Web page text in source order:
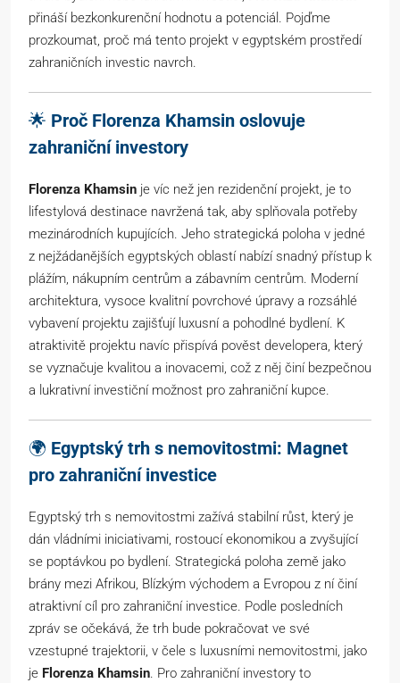
přináší bezkonkurenční hodnotu a potenciál. Pojďme
prozkoumat, proč má tento projekt v egyptském prostředí
zahraničních investic navrch.
🌟 Proč Florenza Khamsin oslovuje
zahraniční investory
Florenza Khamsin je víc než jen rezidenční projekt, je to
lifestylová destinace navržená tak, aby splňovala potřeby
mezinárodních kupujících. Jeho strategická poloha v jedné
z nejžádanějších egyptských oblastí nabízí snadný přístup k
plážím, nákupním centrům a zábavním centrům. Moderní
architektura, vysoce kvalitní povrchové úpravy a rozsáhlé
vybavení projektu zajišťují luxusní a pohodlné bydlení. K
atraktivitě projektu navíc přispívá pověst developera, který
se vyznačuje kvalitou a inovacemi, což z něj činí bezpečnou
a lukrativní investiční možnost pro zahraniční kupce.
🌍 Egyptský trh s nemovitostmi: Magnet
pro zahraniční investice
Egyptský trh s nemovitostmi zažívá stabilní růst, který je
dán vládními iniciativami, rostoucí ekonomikou a zvyšující
se poptávkou po bydlení. Strategická poloha země jako
brány mezi Afrikou, Blízkým východem a Evropou z ní činí
atraktivní cíl pro zahraniční investice. Podle posledních
zpráv se očekává, že trh bude pokračovat ve své
vzestupné trajektorii, v čele s luxusními nemovitostmi, jako
je Florenza Khamsin. Pro zahraniční investory to